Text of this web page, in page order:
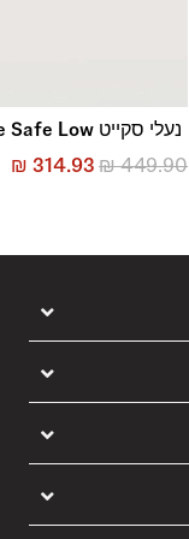
נעלי סקייט Skate Safe Low
₪449.90
₪ 314.93